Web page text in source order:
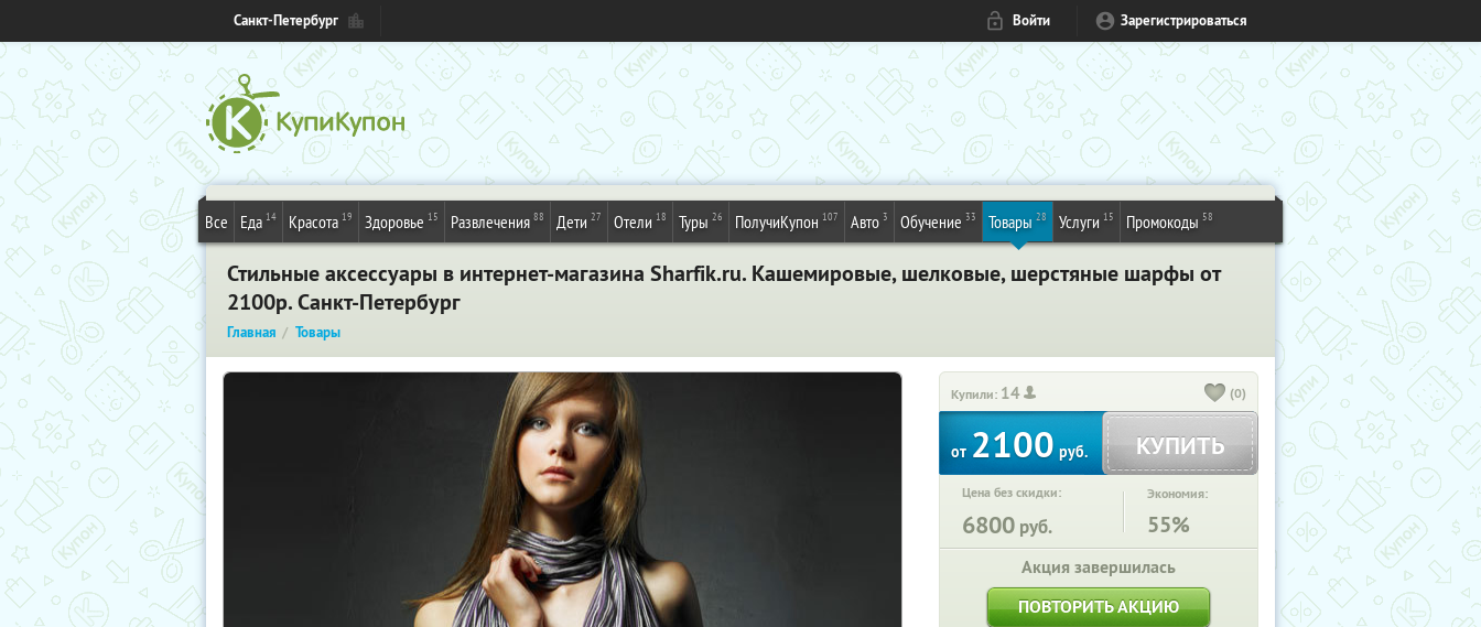
Санкт-Петербург Войти Зарегистрироваться
Все Еда 14 Красота 19 Здоровье 15 Развлечения 88 Дети 27 Отели 18 Туры 26 ПолучиКупон 107 Авто 3 Обучение 33 Товары 28 Услуги 15 Промокоды 58
Стильные аксессуары в интернет-магазина Sharfik.ru. Кашемировые, шелковые, шерстяные шарфы от
2100р. Санкт-Петербург
Главная Товары
Купили: 14 (0)
от 2100 руб. КУПИТЬ
Цена без скидки:
6800 руб.
Экономия:
55%
Акция завершилась
ПОВТОРИТЬ АКЦИЮ